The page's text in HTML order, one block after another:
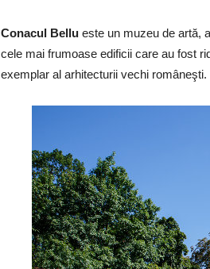
Conacul Bellu este un muzeu de artă,
cele mai frumoase edificii care au fost
exemplar al arhitecturii vechi româneşti.